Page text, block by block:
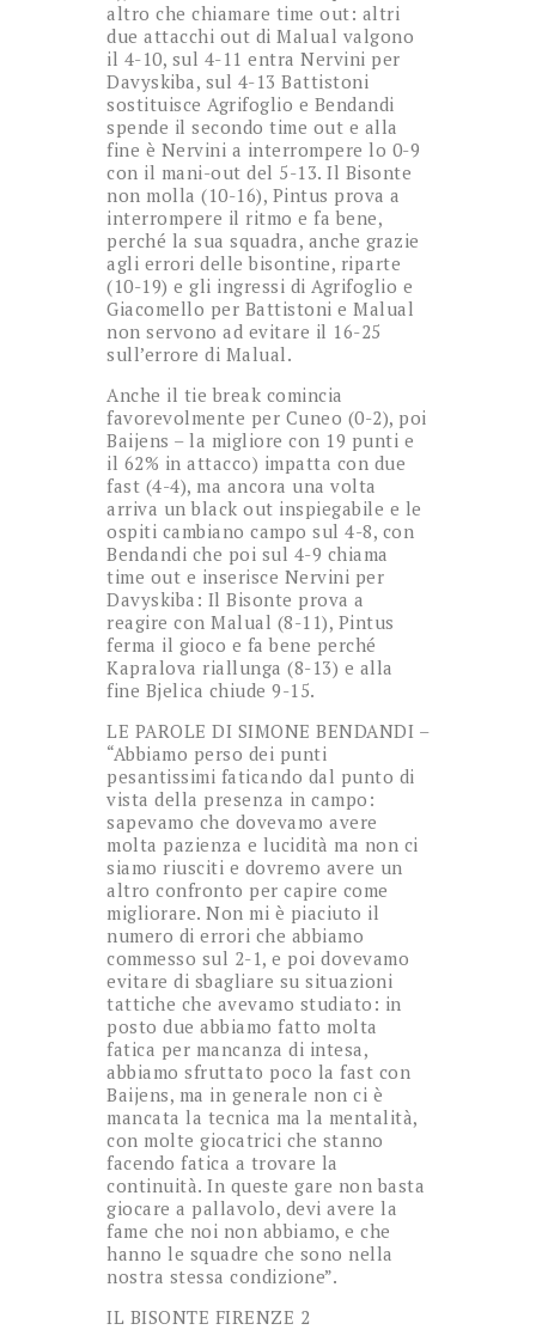
altro che chiamare time out: altri
due attacchi out di Malual valgono
il 4-10, sul 4-11 entra Nervini per
Davyskiba, sul 4-13 Battistoni
sostituisce Agrifoglio e Bendandi
spende il secondo time out e alla
fine è Nervini a interrompere lo 0-9
con il mani-out del 5-13. Il Bisonte
non molla (10-16), Pintus prova a
interrompere il ritmo e fa bene,
perché la sua squadra, anche grazie
agli errori delle bisontine, riparte
(10-19) e gli ingressi di Agrifoglio e
Giacomello per Battistoni e Malual
non servono ad evitare il 16-25
sull’errore di Malual.
Anche il tie break comincia
favorevolmente per Cuneo (0-2), poi
Baijens – la migliore con 19 punti e
il 62% in attacco) impatta con due
fast (4-4), ma ancora una volta
arriva un black out inspiegabile e le
ospiti cambiano campo sul 4-8, con
Bendandi che poi sul 4-9 chiama
time out e inserisce Nervini per
Davyskiba: Il Bisonte prova a
reagire con Malual (8-11), Pintus
ferma il gioco e fa bene perché
Kapralova riallunga (8-13) e alla
fine Bjelica chiude 9-15.
LE PAROLE DI SIMONE BENDANDI –
“Abbiamo perso dei punti
pesantissimi faticando dal punto di
vista della presenza in campo:
sapevamo che dovevamo avere
molta pazienza e lucidità ma non ci
siamo riusciti e dovremo avere un
altro confronto per capire come
migliorare. Non mi è piaciuto il
numero di errori che abbiamo
commesso sul 2-1, e poi dovevamo
evitare di sbagliare su situazioni
tattiche che avevamo studiato: in
posto due abbiamo fatto molta
fatica per mancanza di intesa,
abbiamo sfruttato poco la fast con
Baijens, ma in generale non ci è
mancata la tecnica ma la mentalità,
con molte giocatrici che stanno
facendo fatica a trovare la
continuità. In queste gare non basta
giocare a pallavolo, devi avere la
fame che noi non abbiamo, e che
hanno le squadre che sono nella
nostra stessa condizione”.
IL BISONTE FIRENZE 2